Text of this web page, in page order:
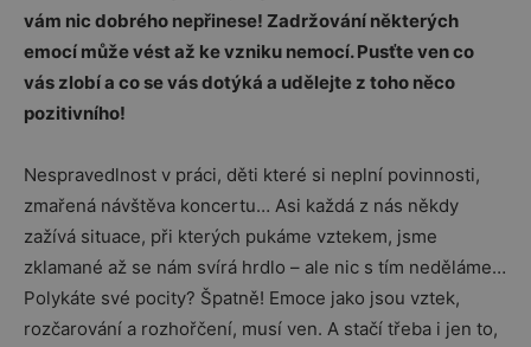
vám nic dobrého nepřinese! Zadržování některých
emocí může vést až ke vzniku nemocí. Pusťte ven co
vás zlobí a co se vás dotýká a udělejte z toho něco
pozitivního!
Nespravedlnost v práci, děti které si neplní povinnosti,
zmařená návštěva koncertu… Asi každá z nás někdy
zažívá situace, při kterých pukáme vztekem, jsme
zklamané až se nám svírá hrdlo – ale nic s tím neděláme…
Polykáte své pocity? Špatně! Emoce jako jsou vztek,
rozčarování a rozhořčení, musí ven. A stačí třeba i jen to,